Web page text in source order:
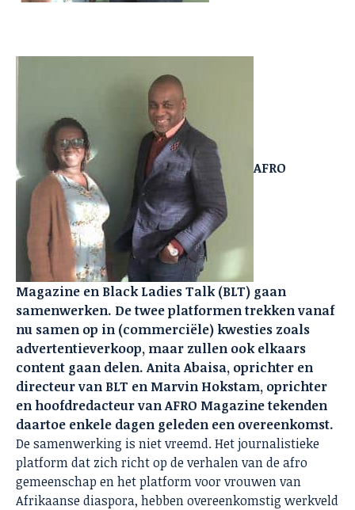
AFRO
Magazine en Black Ladies Talk (BLT) gaan
samenwerken. De twee platformen trekken vanaf
nu samen op in (commerciële) kwesties zoals
advertentieverkoop, maar zullen ook elkaars
content gaan delen. Anita Abaisa, oprichter en
directeur van BLT en Marvin Hokstam, oprichter
en hoofdredacteur van AFRO Magazine tekenden
daartoe enkele dagen geleden een overeenkomst.
De samenwerking is niet vreemd. Het journalistieke
platform dat zich richt op de verhalen van de afro
gemeenschap en het platform voor vrouwen van
Afrikaanse diaspora, hebben overeenkomstig werkveld